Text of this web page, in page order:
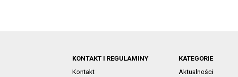
KONTAKT I REGULAMINY
Kontakt
KATEGORIE
Aktualności